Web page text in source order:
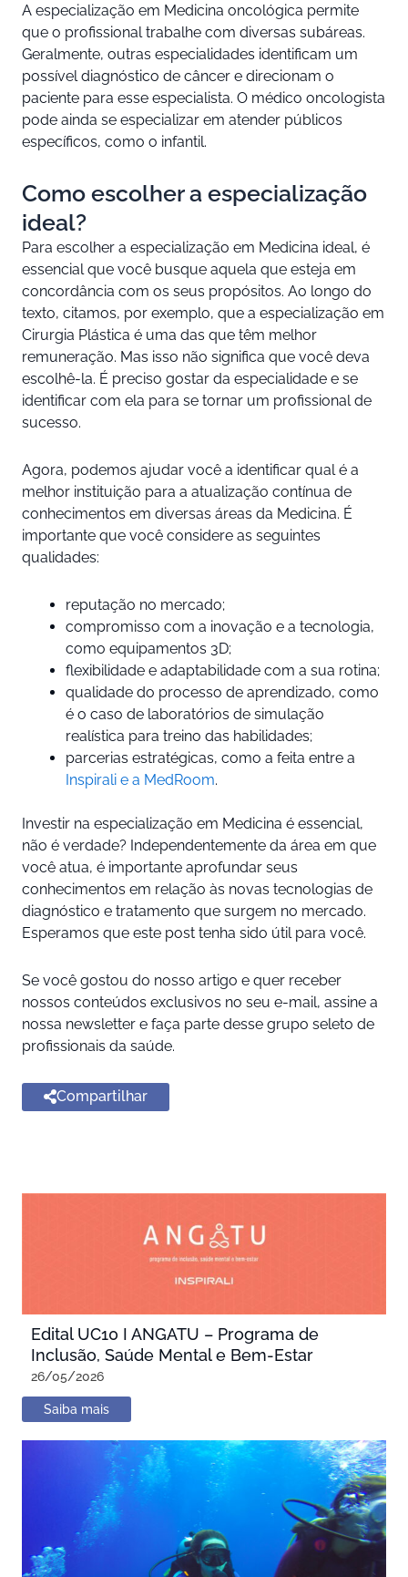
A especialização em Medicina oncológica permite
que o profissional trabalhe com diversas subáreas.
Geralmente, outras especialidades identificam um
possível diagnóstico de câncer e direcionam o
paciente para esse especialista. O médico oncologista
pode ainda se especializar em atender públicos
específicos, como o infantil.
Como escolher a especialização
ideal?
Para escolher a especialização em Medicina ideal, é
essencial que você busque aquela que esteja em
concordância com os seus propósitos. Ao longo do
texto, citamos, por exemplo, que a especialização em
Cirurgia Plástica é uma das que têm melhor
remuneração. Mas isso não significa que você deva
escolhê-la. É preciso gostar da especialidade e se
identificar com ela para se tornar um profissional de
sucesso.
Agora, podemos ajudar você a identificar qual é a
melhor instituição para a atualização contínua de
conhecimentos em diversas áreas da Medicina. É
importante que você considere as seguintes
qualidades:
reputação no mercado;
compromisso com a inovação e a tecnologia,
como equipamentos 3D;
flexibilidade e adaptabilidade com a sua rotina;
qualidade do processo de aprendizado, como
é o caso de laboratórios de simulação
realística para treino das habilidades;
parcerias estratégicas, como a feita entre a
Inspirali e a MedRoom.
Investir na especialização em Medicina é essencial,
não é verdade? Independentemente da área em que
você atua, é importante aprofundar seus
conhecimentos em relação às novas tecnologias de
diagnóstico e tratamento que surgem no mercado.
Esperamos que este post tenha sido útil para você.
Se você gostou do nosso artigo e quer receber
nossos conteúdos exclusivos no seu e-mail, assine a
nossa newsletter e faça parte desse grupo seleto de
profissionais da saúde.
Compartilhar
Edital UC10 I ANGATU – Programa de
Inclusão, Saúde Mental e Bem-Estar
26/05/2026
Saiba mais